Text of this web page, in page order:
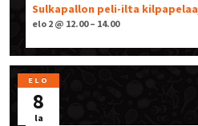
Sulkapallon peli-ilta
elo 2 @ 12.00 – 14.00
ELO
8
la